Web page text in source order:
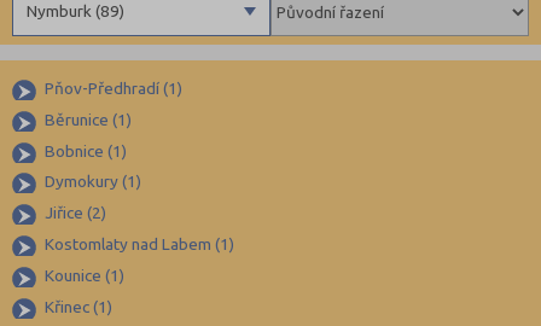
Nymburk (89)
Beroun (85)
Blansko (88)
Brno-město (317)
Brno-venkov (149)
Bruntál (73)
Břeclav (84)
Česká Lípa (79)
Pňov-Předhradí (1)
Běrunice (1)
Bobnice (1)
Dymokury (1)
Jiřice (2)
Kostomlaty nad Labem (1)
Kounice (1)
Křinec (1)